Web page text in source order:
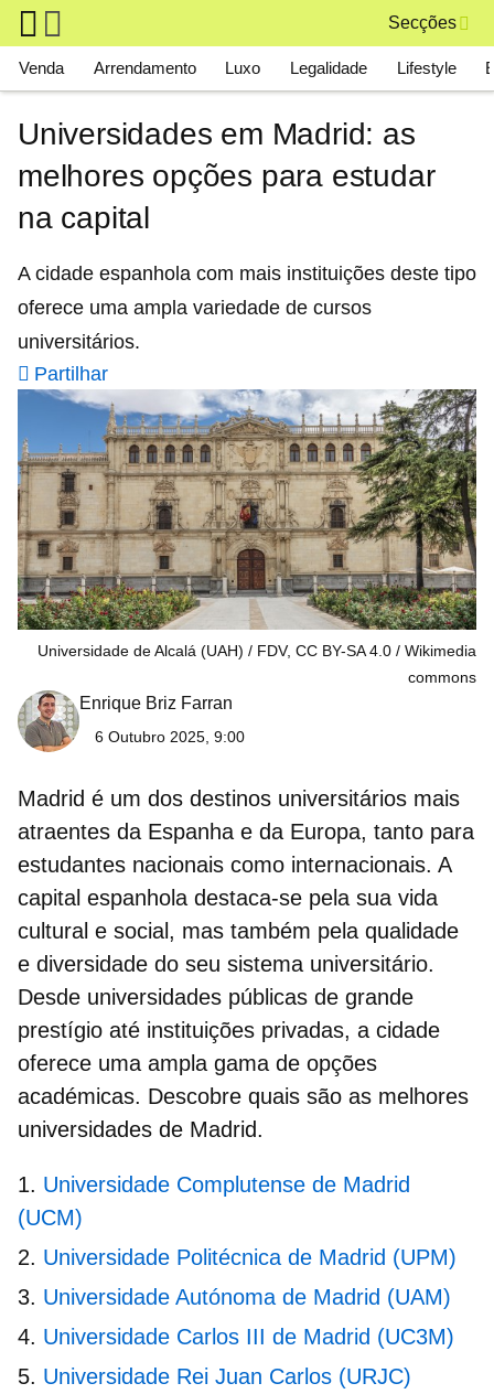
Skip to main content
Secções
Main navigation
Venda Arrendamento Luxo Legalidade Lifestyle
Universidades em Madrid: as
melhores opções para estudar
na capital
A cidade espanhola com mais instituições deste tipo
oferece uma ampla variedade de cursos
universitários.
Partilhar
Universidade de Alcalá (UAH) / FDV, CC BY-SA 4.0
Wikimedia
commons
Enrique Briz Farran
6 Outubro 2025, 9:00
Madrid é um dos destinos universitários mais
atraentes da Espanha e da Europa, tanto para
estudantes nacionais como internacionais. A
capital espanhola destaca-se pela sua vida
cultural e social, mas também pela qualidade
e diversidade do seu sistema universitário.
Desde universidades públicas de grande
prestígio até instituições privadas, a cidade
oferece uma ampla gama de opções
académicas. Descobre quais são as melhores
universidades de Madrid.
Universidade Complutense de Madrid
(UCM)
Universidade Politécnica de Madrid (UPM)
Universidade Autónoma de Madrid (UAM)
Universidade Carlos III de Madrid (UC3M)
Universidade Rei Juan Carlos (URJC)